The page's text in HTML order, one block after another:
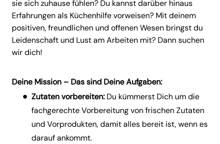
sie sich zuhause fühlen? Du kannst darüber hinaus
Erfahrungen als Küchenhilfe vorweisen? Mit deinem
positiven, freundlichen und offenen Wesen bringst du
Leidenschaft und Lust am Arbeiten mit? Dann suchen
wir dich!
Deine Mission – Das sind Deine Aufgaben:
Zutaten vorbereiten: Du kümmerst Dich um die
fachgerechte Vorbereitung von frischen Zutaten
und Vorprodukten, damit alles bereit ist, wenn es
darauf ankommt.